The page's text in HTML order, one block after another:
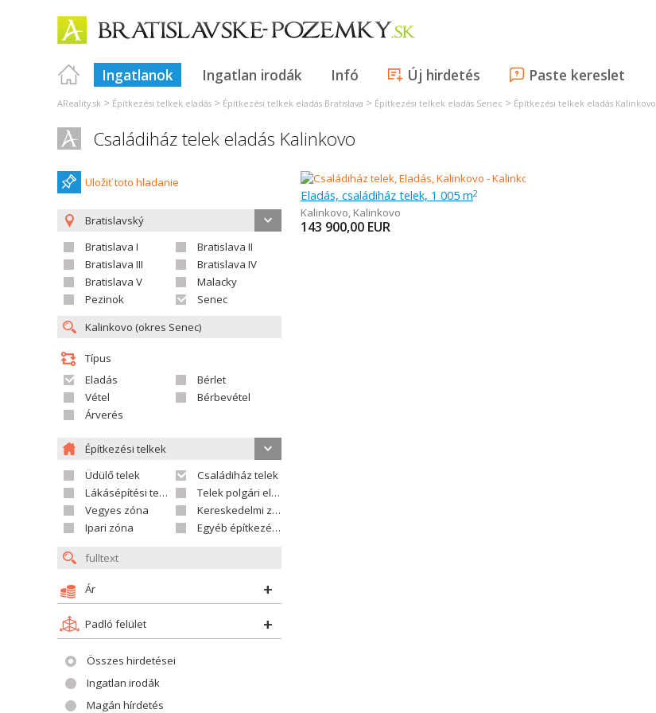
Ingatlanok Ingatlan irodák Infó Új hirdetés Paste kereslet
AReality.sk > Építkezési telkek eladás > Építkezési telkek eladás Bratislava > Építkezési telkek eladás Senec > Építkezési telkek eladás Kalinkovo
Családiház telek eladás Kalinkovo
Uložiť toto hladanie
Bratislavský
Bratislava I
Bratislava II
Bratislava III
Bratislava IV
Bratislava V
Malacky
Pezinok
Senec
Típus
Eladás
Bérlet
Vétel
Bérbevétel
Árverés
Építkezési telkek
Üdülő telek
Családiház telek
Lákásépítési telek
Telek polgári ellátáshoz
Vegyes zóna
Kereskedelmi zóna
Ipari zóna
Egyéb építkezési telek
Ár
Padló felület
Összes hirdetései
Ingatlan irodák
Magán hírdetés
Eladás, családiház telek, 1 005 m2
Kalinkovo, Kalinkovo
143 900,00 EUR